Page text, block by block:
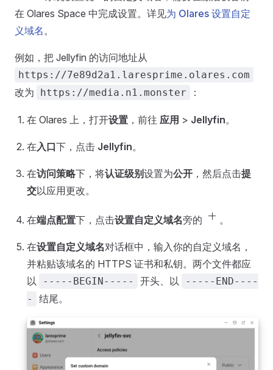
在 Olares Space 中完成设置。详见为 Olares 设置自定
义域名 。
例如，把 Jellyfin 的访问地址从
https://7e89d2a1.laresprime.olares.com
改为 https://media.n1.monster ：
在 Olares 上，打开设置 ，前往 应用 > Jellyfin。
在 入口下，点击 Jellyfin。
在访问策略下，将认证级别设置为公开 ，然后点击提
交以应用更改。
在端点配置下，点击设置自定义域名旁的 add 。
在设置自定义域名对话框中，输入你的自定义域名，
并粘贴该域名的 HTTPS 证书和私钥。两个文件都应
以
-----BEGIN----- 开头、以
-----END----
-
结尾。